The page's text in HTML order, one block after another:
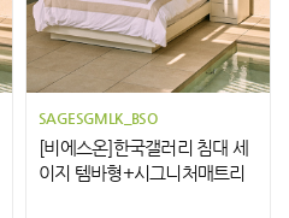
SAGESGMLK_BSO
[비에스온]한국갤러리 침대 세
이지 템바형+시그니처매트리